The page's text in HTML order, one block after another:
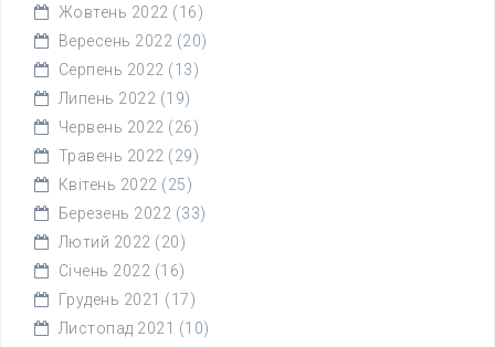
Жовтень 2022 (16)
Вересень 2022 (20)
Серпень 2022 (13)
Липень 2022 (19)
Червень 2022 (26)
Травень 2022 (29)
Квітень 2022 (25)
Березень 2022 (33)
Лютий 2022 (20)
Січень 2022 (16)
Грудень 2021 (17)
Листопад 2021 (10)